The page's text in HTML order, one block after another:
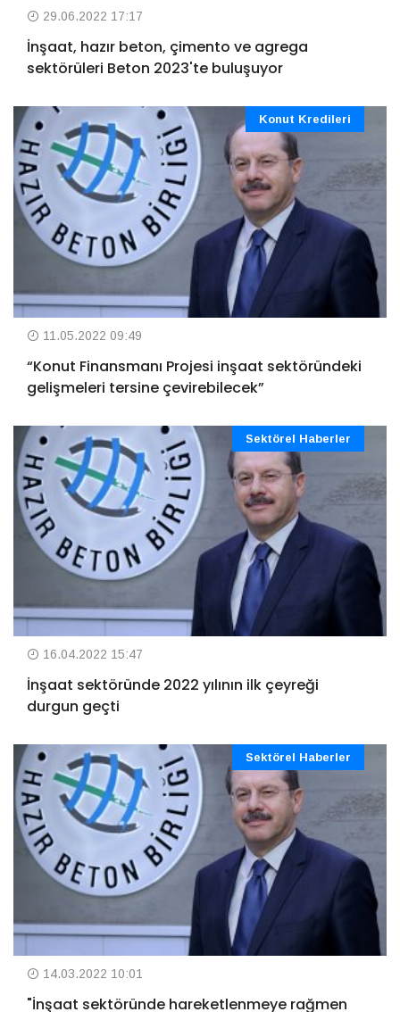
29.06.2022 17:17
İnşaat, hazır beton, çimento ve agrega
sektörüleri Beton 2023'te buluşuyor
Konut Kredileri
11.05.2022 09:49
“Konut Finansmanı Projesi inşaat sektöründeki
gelişmeleri tersine çevirebilecek”
Sektörel Haberler
16.04.2022 15:47
İnşaat sektöründe 2022 yılının ilk çeyreği
durgun geçti
Sektörel Haberler
14.03.2022 10:01
"İnşaat sektöründe hareketlenmeye rağmen